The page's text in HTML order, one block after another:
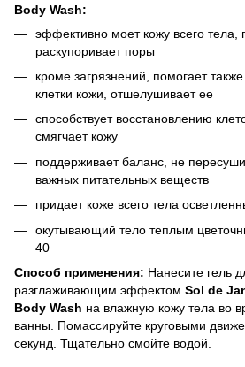
Body Wash:
эффективно моет кожу всего тела,
раскупоривает поры
кроме загрязнений, помогает
клетки кожи, отшелушивает ее
способствует восстановлению
смягчает кожу
поддерживает баланс, не
важных питательных веществ
придает коже всего тела
окутывающий тело теплым
40
Способ применения: Нанесите гель
разглаживающим эффектом Sol de
Body Wash на влажную кожу тела во
ванны. Помассируйте круговыми
секунд. Тщательно смойте водой.